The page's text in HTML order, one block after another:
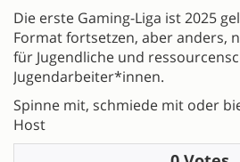
Die erste Gaming-Liga ist 2025
Format fortsetzen, aber anders,
für Jugendliche und
Jugendarbeiter*innen.
Spinne mit, schmiede mit oder
Host